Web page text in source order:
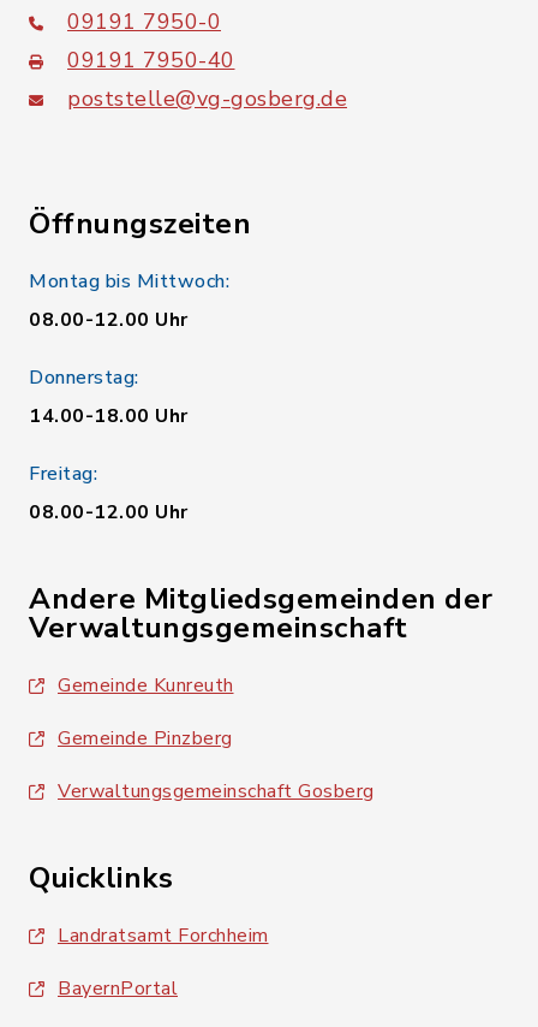
09191 7950-0
09191 7950-40
poststelle@vg-gosberg.de
Öffnungszeiten
Montag bis Mittwoch:
08.00-12.00 Uhr
Donnerstag:
14.00-18.00 Uhr
Freitag:
08.00-12.00 Uhr
Andere Mitgliedsgemeinden der
Verwaltungsgemeinschaft
Gemeinde Kunreuth
Gemeinde Pinzberg
Verwaltungsgemeinschaft Gosberg
Quicklinks
Landratsamt Forchheim
BayernPortal